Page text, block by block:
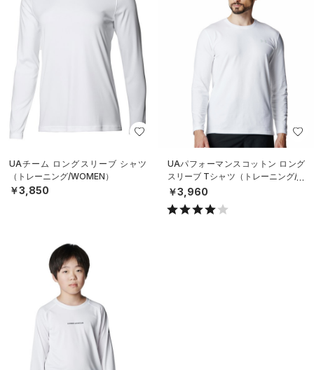
UAチーム ロングスリーブ シャツ
（トレーニング/WOMEN）
￥3,850
UAパフォーマンスコットン ロング
スリーブ Tシャツ（トレーニング/M
EN）
￥3,960